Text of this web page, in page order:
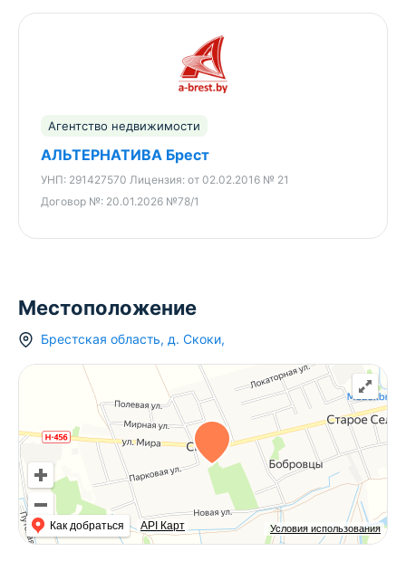
Агентство недвижимости
АЛЬТЕРНАТИВА Брест
УНП: 291427570 Лицензия: от 02.02.2016 № 21
Договор №: 20.01.2026 №78/1
Местоположение
Брестская область, д. Скоки,
Условия использования
Как добраться API Карт